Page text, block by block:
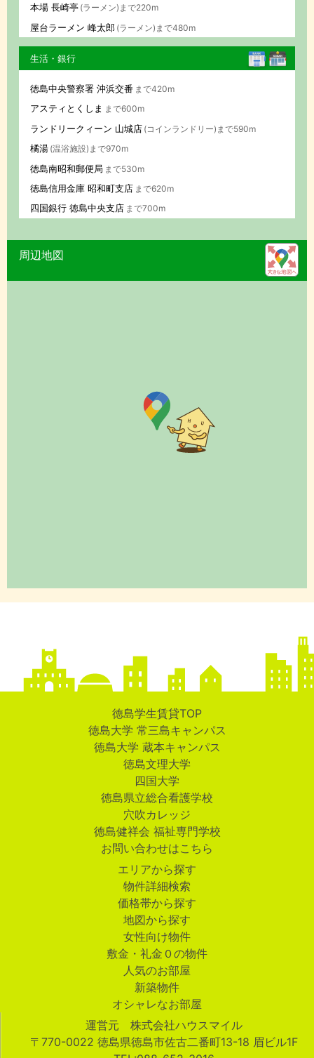
本場 長崎亭 (ラーメン)まで220m
屋台ラーメン 峰太郎 (ラーメン)まで480m
生活・銀行
徳島中央警察署 沖浜交番 まで420m
アスティとくしま まで600m
ランドリークィーン 山城店 (コインランドリー)まで590m
橘湯 (温浴施設)まで970m
徳島南昭和郵便局 まで530m
徳島信用金庫 昭和町支店 まで620m
四国銀行 徳島中央支店 まで700m
周辺地図
徳島学生賃貸TOP
徳島大学 常三島キャンパス
徳島大学 蔵本キャンパス
徳島文理大学
四国大学
徳島県立総合看護学校
穴吹カレッジ
徳島健祥会 福祉専門学校
お問い合わせはこちら
エリアから探す
物件詳細検索
価格帯から探す
地図から探す
女性向け物件
敷金・礼金０の物件
人気のお部屋
新築物件
オシャレなお部屋
運営元 株式会社ハウスマイル
〒770-0022 徳島県徳島市佐古二番町13-18 眉ビル1F